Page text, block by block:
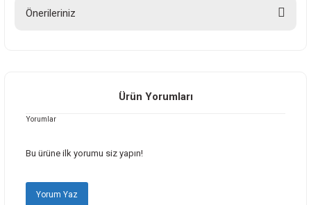
Önerileriniz
Ürün resmi kalitesiz, bozuk veya görüntülenemiyor.
Ürün bilgilerinde hatalar bulunuyor.
Bu ürüne benzer farklı alternatifler olmalı.
Ürün Yorumları
Yorumlar
Bu ürüne ilk yorumu siz yapın!
Yorum Yaz